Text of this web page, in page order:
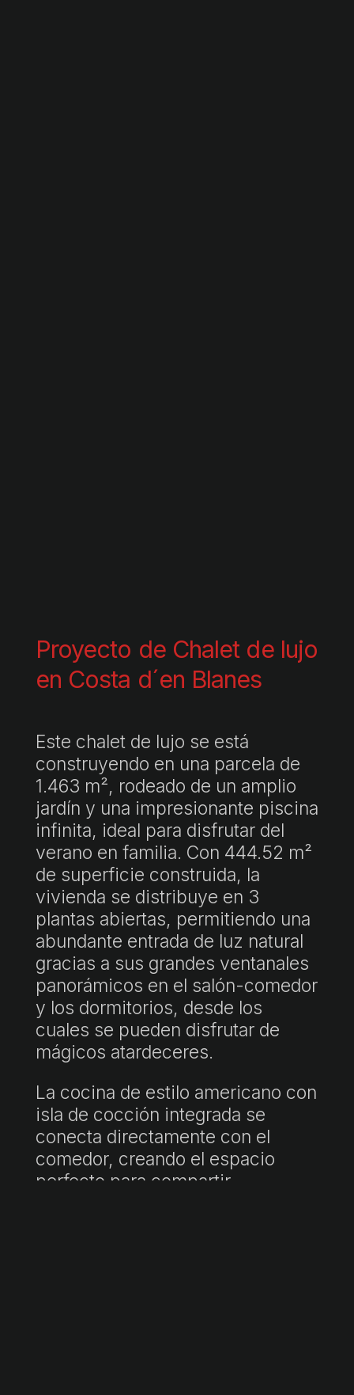
Proyecto de Chalet de lujo
en Costa d´en Blanes
Este chalet de lujo se está
construyendo en una parcela de
1.463 m², rodeado de un amplio
jardín y una impresionante piscina
infinita, ideal para disfrutar del
verano en familia. Con 444.52 m²
de superficie construida, la
vivienda se distribuye en 3
plantas abiertas, permitiendo una
abundante entrada de luz natural
gracias a sus grandes ventanales
panorámicos en el salón-comedor
y los dormitorios, desde los
cuales se pueden disfrutar de
mágicos atardeceres.
La cocina de estilo americano con
isla de cocción integrada se
conecta directamente con el
comedor, creando el espacio
perfecto para compartir